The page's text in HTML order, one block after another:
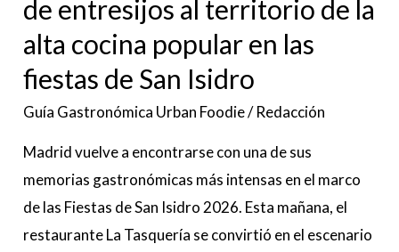
de entresijos al territorio de la
alta cocina popular en las
fiestas de San Isidro
Guía Gastronómica Urban Foodie/Redacción
Madrid vuelve a encontrarse con una de sus
memorias gastronómicas más intensas en el marco
de las Fiestas de San Isidro 2026. Esta mañana, el
restaurante La Tasquería se convirtió en el escenario
cocina
popular
en
de
San
Isidro